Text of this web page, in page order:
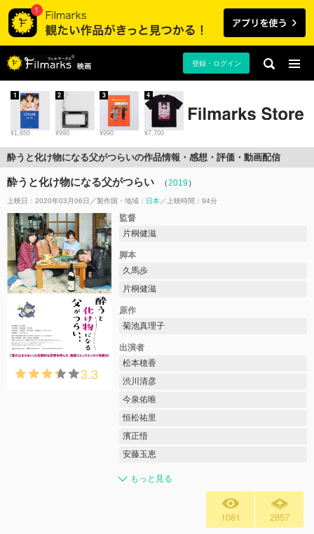
映画 登録・ログイン
¥1,650
1
¥990
2
¥990
3
¥7,700
4
酔うと化け物になる父がつらいの作品情報・感想・評価・動画配信
酔うと化け物になる父がつらい （2019）
上映日：2020年03月06日 製作国・地域： 日本 上映時間：94分
3.3
監督
片桐健滋
脚本
久馬歩
片桐健滋
原作
菊池真理子
出演者
松本穂香
渋川清彦
今泉佑唯
恒松祐里
濱正悟
安藤玉恵
もっと見る
1081 2857